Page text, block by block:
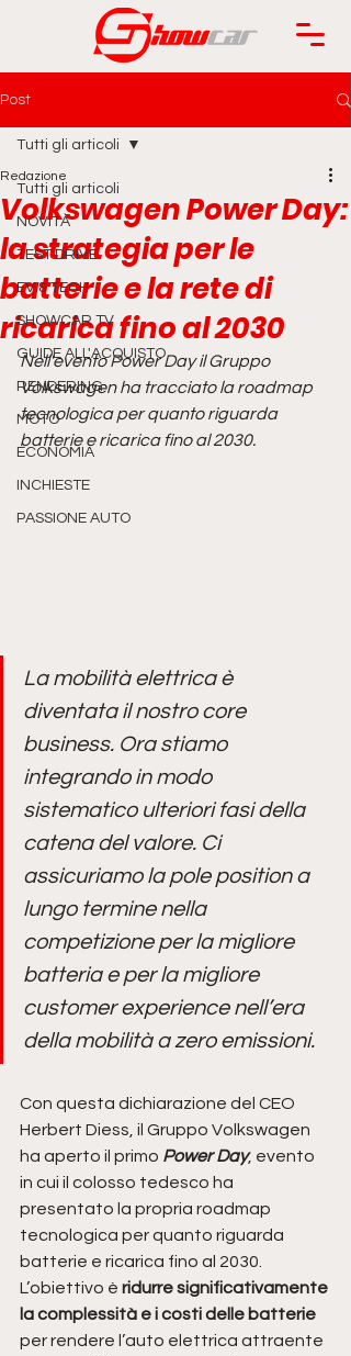
Post
Tutti gli articoli
NOVITÀ
TEST DRIVE
EV & TECH
SHOWCAR TV
GUIDE ALL'ACQUISTO
RENDERING
MOTO
ECONOMIA
INCHIESTE
PASSIONE AUTO
Tutti gli articoli
Volkswagen Power Day:
la strategia per le
batterie e la rete di
ricarica fino al 2030
Redazione
Nell'evento Power Day il Gruppo
Volkswagen ha tracciato la roadmap
tecnologica per quanto riguarda
batterie e ricarica fino al 2030.
La mobilità elettrica è
diventata il nostro core
business. Ora stiamo
integrando in modo
sistematico ulteriori fasi della
catena del valore. Ci
assicuriamo la pole position a
lungo termine nella
competizione per la migliore
batteria e per la migliore
customer experience nell’era
della mobilità a zero emissioni.
Con questa dichiarazione del CEO
Herbert Diess, il Gruppo Volkswagen
ha aperto il primo Power Day, evento
in cui il colosso tedesco ha
presentato la propria roadmap
tecnologica per quanto riguarda
batterie e ricarica fino al 2030.
L’obiettivo è ridurre significativamente
la complessità e i costi delle batterie
per rendere l’auto elettrica attraente